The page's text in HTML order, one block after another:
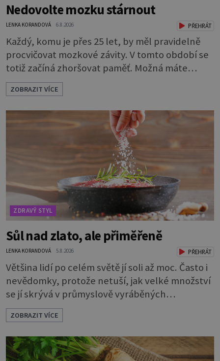
Nedovolte mozku stárnout
LENKA KORANDOVÁ 6.8.2026 PŘEHRÁT
Každý, komu je přes 25 let, by měl pravidelně
procvičovat mozkové závity. V tomto období se
totiž začíná zhoršovat paměť. Možná máte
problém vzpomenout si na jméno kolegy z
práce. Nebo marně v paměti lovíte název
knížky, kterou jste nedávno přečetli. Je to
opravdu tak, s věkem jako kdyby se paměť
Procvičujte mozkové závity. Není to nijak slož
ZOBRAZIT VÍCE
ZDRAVÝ STYL
Sůl nad zlato, ale přiměřeně
LENKA KORANDOVÁ 5.8.2026 PŘEHRÁT
Většina lidí po celém světě jí soli až moc. Často i
nevědomky, protože netuší, jak velké množství
se jí skrývá v průmyslově vyráběných
potravinách, dokonce i těch sladkých. Sůl je
zdravá Ale v ani ne třetinovém množství, než je
pro většinu populace běžné. Její základní
složky– sodík a chlór – jsou zásadní pro správné
ZOBRAZIT VÍCE